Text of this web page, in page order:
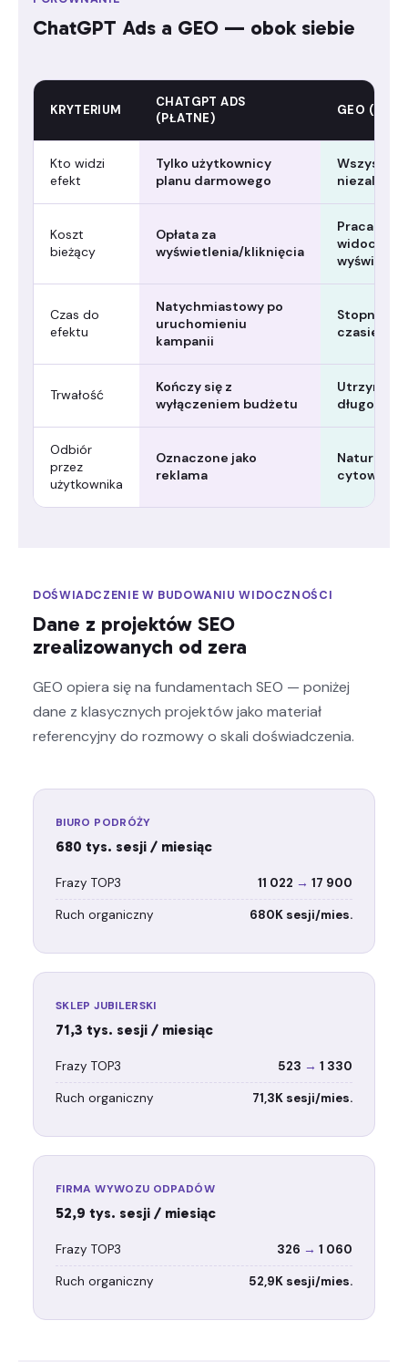
ChatGPT Ads a GEO — obok siebie
KRYTERIUM
CHATGPT ADS
(PŁATNE)
GEO
Kto widzi
efekt
Tylko użytkownicy
planu darmowego
Wszyscy
Koszt
bieżący
Opłata za
wyświetlenia/kliknięcia
Praca nad
Czas do
efektu
Natychmiastowy po
uruchomieniu
kampanii
czasie
Trwałość
Kończy się z
wyłączeniem budżetu
Utrzymuje
Odbiór
przez
użytkownika
Oznaczone jako
reklama
Naturalna
cytowanie
DOŚWIADCZENIE W BUDOWANIU WIDOCZNOŚCI
Dane z projektów SEO
zrealizowanych od zera
GEO opiera się na fundamentach SEO — poniżej
dane z klasycznych projektów jako materiał
referencyjny do rozmowy o skali doświadczenia.
BIURO PODRÓŻY
680 tys. sesji / miesiąc
Frazy TOP3 11 022 → 17 900
Ruch organiczny 680K sesji/mies.
SKLEP JUBILERSKI
71,3 tys. sesji / miesiąc
Frazy TOP3 523 → 1 330
Ruch organiczny 71,3K sesji/mies.
FIRMA WYWOZU ODPADÓW
52,9 tys. sesji / miesiąc
Frazy TOP3 326 → 1 060
Ruch organiczny 52,9K sesji/mies.